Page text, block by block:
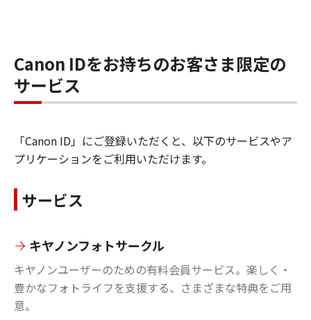
Canon IDをお持ちのお客さま限定の
サービス
「Canon ID」にご登録いただくと、以下のサービスやア
プリケーションをご利用いただけます。
サービス
キヤノンフォトサークル
キヤノンユーザーのための有料会員サービス。楽しく・
豊かなフォトライフを支援する、さまざまな特典をご用
意。